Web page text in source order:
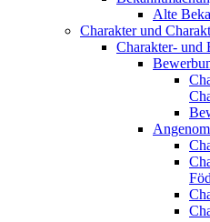
Alte
Charakter und
Charakter- und